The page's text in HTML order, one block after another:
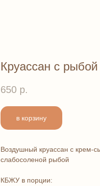
Круассан с рыбой
650 р.
в корзину
Воздушный круассан с крем-
слабосоленой рыбой
КБЖУ в порции: